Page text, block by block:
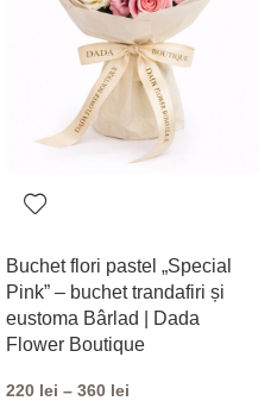
Buchet flori pastel „Special
Pink” – buchet trandafiri și
eustoma Bârlad | Dada
Flower Boutique
220 lei – 360 lei